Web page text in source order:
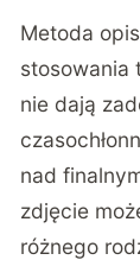
Metoda
stosowania
nie dają
nad
zdjęcie
różnego